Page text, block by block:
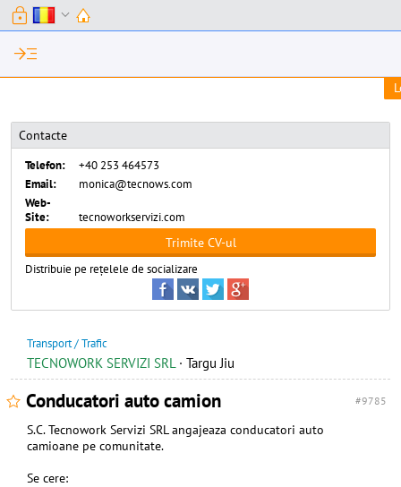
lock expand_more
read_more
Contacte
Telefon:
+40 253 464573
Email:
monica@tecnows.com
Web-
Site:
tecnoworkservizi.com
Distribuie pe rețelele de socializare
Transport / Trafic
TECNOWORK SERVIZI SRL · Targu Jiu
#9785
Conducatori auto camion
S.C. Tecnowork Servizi SRL angajeaza conducatori auto
camioane pe comunitate.
Se cere: